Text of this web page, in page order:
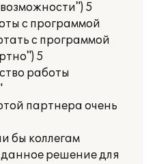
5
с программой
с программой
5
работы
партнера очень
бы коллегам
данное решение для